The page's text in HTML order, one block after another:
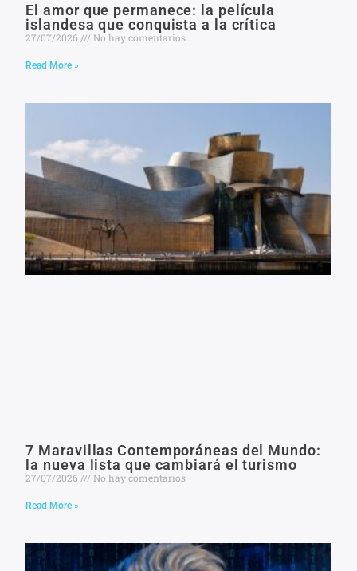
El amor que permanece: la película
islandesa que conquista a la crítica
27/07/2026 No hay comentarios
Read More »
7 Maravillas Contemporáneas del Mundo:
la nueva lista que cambiará el turismo
27/07/2026 No hay comentarios
Read More »